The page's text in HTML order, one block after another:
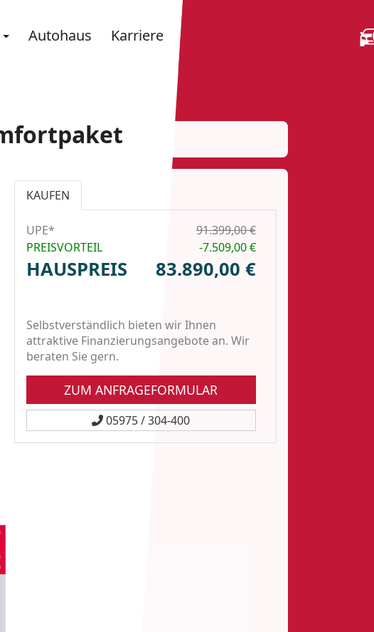
Autohaus Karriere
KAUFEN
UPE*
91.399,00 €
PREISVORTEIL
-7.509,00 €
HAUSPREIS 83.890,00 €
Selbstverständlich bieten wir Ihnen
attraktive Finanzierungsangebote an. Wir
beraten Sie gern.
ZUM ANFRAGEFORMULAR
05975 / 304-400